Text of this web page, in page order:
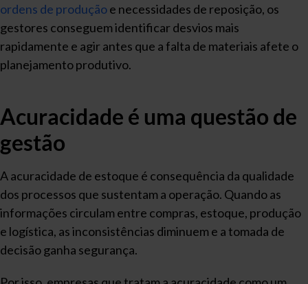
ordens de produçãoe necessidades de reposição, os
gestores conseguem identificar desvios mais
rapidamente e agir antes que a falta de materiais afete o
planejamento produtivo.
Acuracidade é uma questão de
gestão
A acuracidade de estoque é consequência da qualidade
dos processos que sustentam a operação. Quando as
informações circulam entre compras, estoque, produção
e logística, as inconsistências diminuem e a tomada de
decisão ganha segurança.